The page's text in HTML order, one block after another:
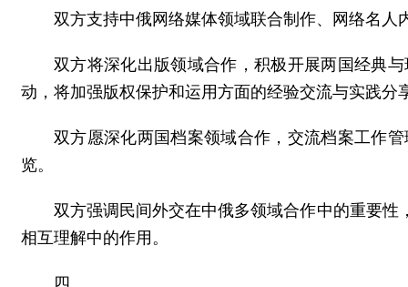
双方支持中俄网络媒体领域联合制作、网络名
双方将深化出版领域合作，积极开展两国经典
动，将加强版权保护和运用方面的经验交流与实践分
双方愿深化两国档案领域合作，交流档案工作
览。
双方强调民间外交在中俄多领域合作中的重要
相互理解中的作用。
四